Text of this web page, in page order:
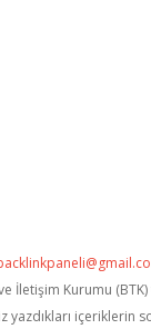
İletişim Kurumu